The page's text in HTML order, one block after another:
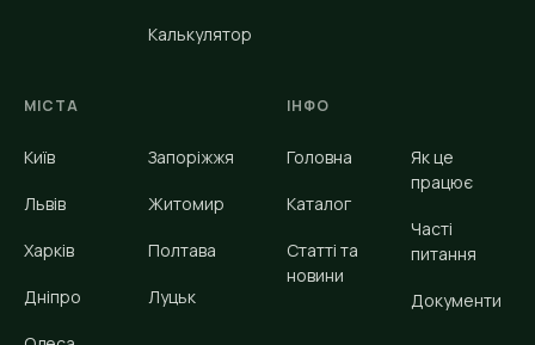
Калькулятор
МІСТА
Київ
Львів
Харків
Дніпро
Запоріжжя
Житомир
Полтава
Луцьк
ІНФО
Головна
Каталог
Статті та
новини
Як це
працює
Часті
питання
Документи